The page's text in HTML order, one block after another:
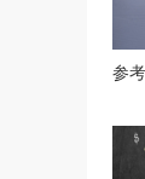
参